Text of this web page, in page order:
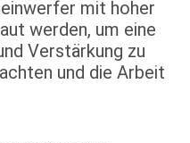
mit hoher
werden, um eine
Verstärkung zu
und die Arbeit